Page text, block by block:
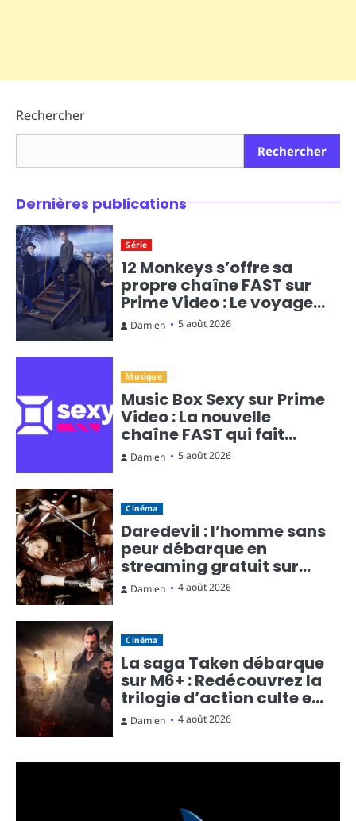
Rechercher
Rechercher
Dernières publications
Série
12 Monkeys s’offre sa
propre chaîne FAST sur
Prime Video : Le voyage
temporel en diffusion
Damien 5 août 2026
Musique
Music Box Sexy sur Prime
Video : La nouvelle
chaîne FAST qui fait
monter la température
Damien 5 août 2026
Cinéma
Daredevil : l’homme sans
peur débarque en
streaming gratuit sur
Rakuten TV
Damien 4 août 2026
Cinéma
La saga Taken débarque
sur M6+ : Redécouvrez la
trilogie d’action culte en
streaming gratuit
Damien 4 août 2026